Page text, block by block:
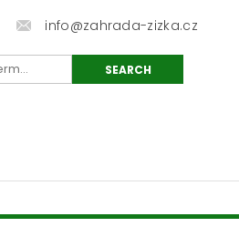
info@zahrada-zizka.cz